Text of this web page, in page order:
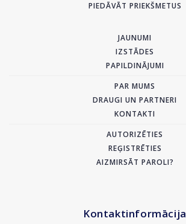
PIEDĀVĀT PRIEKŠMETUS
JAUNUMI
IZSTĀDES
PAPILDINĀJUMI
PAR MUMS
DRAUGI UN PARTNERI
KONTAKTI
AUTORIZĒTIES
REĢISTRĒTIES
AIZMIRSĀT PAROLI?
Kontaktinformācija